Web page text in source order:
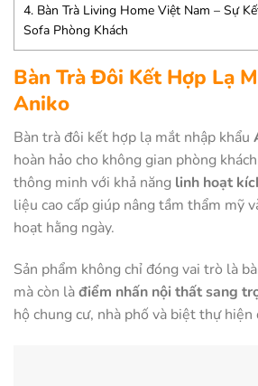
4. Bàn Trà Living Home Việt Nam – Sự
Sofa Phòng Khách
Bàn Trà Đôi Kết Hợp Lạ
Aniko
Bàn trà đôi kết hợp lạ mắt nhập khẩu
hoàn hảo cho không gian phòng
thông minh với khả năng linh hoạt
liệu cao cấp giúp nâng tầm thẩm mỹ
hoạt hằng ngày.
Sản phẩm không chỉ đóng vai trò là
mà còn làđiểm nhấn nội thất sang
hộ chung cư, nhà phố và biệt thự hiện